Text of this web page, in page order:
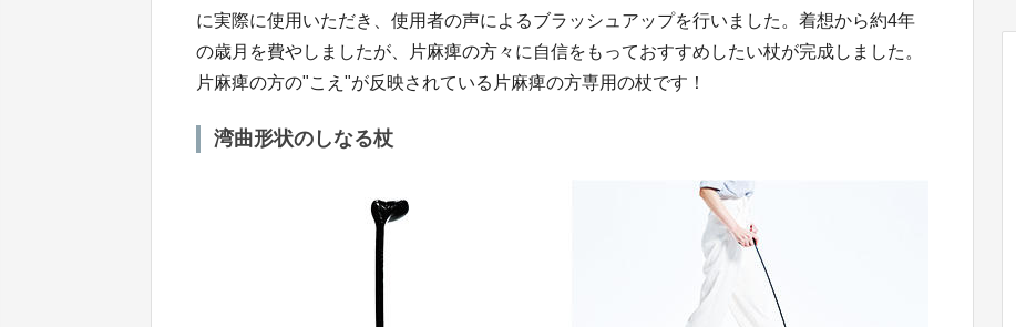
に実際に使用いただき、使用者の声によるブラッシュアップを行いました。着想から約4年
の歳月を費やしましたが、片麻痺の方々に自信をもっておすすめしたい杖が完成しました。
片麻痺の方の"こえ"が反映されている片麻痺の方専用の杖です！
湾曲形状のしなる杖